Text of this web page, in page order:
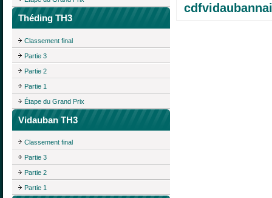
Théding TH3
Classement final
Partie 3
Partie 2
Partie 1
Étape du Grand Prix
Vidauban TH3
Classement final
Partie 3
Partie 2
Partie 1